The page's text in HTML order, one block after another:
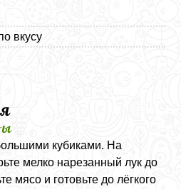
вкусу
кубиками. На
мелко нарезанный лук до
мясо и готовьте до лёгкого